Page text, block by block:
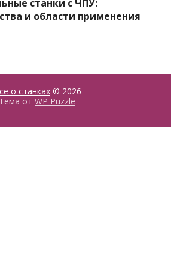
станки с ЧПУ:
и области применения
о станках© 2026
Тема от WP Puzzle